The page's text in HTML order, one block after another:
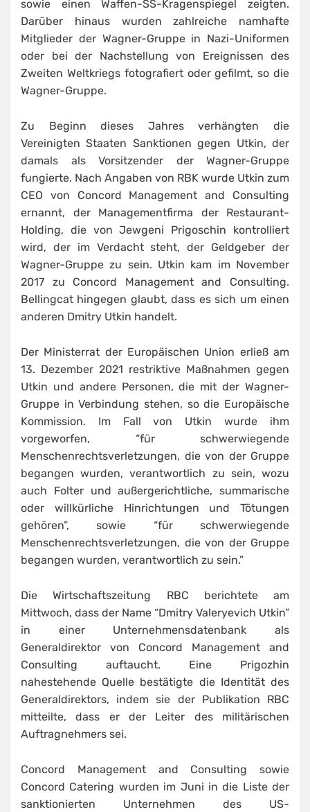
sowie einen Waffen-SS-Kragenspiegel zeigten.
Darüber hinaus wurden zahlreiche namhafte
Mitglieder der Wagner-Gruppe in Nazi-Uniformen
oder bei der Nachstellung von Ereignissen des
Zweiten Weltkriegs fotografiert oder gefilmt, so die
Wagner-Gruppe.
Zu Beginn dieses Jahres verhängten die
Vereinigten Staaten Sanktionen gegen Utkin, der
damals als Vorsitzender der Wagner-Gruppe
fungierte. Nach Angaben von RBK wurde Utkin zum
CEO von Concord Management and Consulting
ernannt, der Managementfirma der Restaurant-
Holding, die von Jewgeni Prigoschin kontrolliert
wird, der im Verdacht steht, der Geldgeber der
Wagner-Gruppe zu sein. Utkin kam im November
2017 zu Concord Management and Consulting.
Bellingcat hingegen glaubt, dass es sich um einen
anderen Dmitry Utkin handelt.
Der Ministerrat der Europäischen Union erließ am
13. Dezember 2021 restriktive Maßnahmen gegen
Utkin und andere Personen, die mit der Wagner-
Gruppe in Verbindung stehen, so die Europäische
Kommission. Im Fall von Utkin wurde ihm
vorgeworfen, “für schwerwiegende
Menschenrechtsverletzungen, die von der Gruppe
begangen wurden, verantwortlich zu sein, wozu
auch Folter und außergerichtliche, summarische
oder willkürliche Hinrichtungen und Tötungen
gehören”, sowie “für schwerwiegende
Menschenrechtsverletzungen, die von der Gruppe
begangen wurden, verantwortlich zu sein.”
Die Wirtschaftszeitung RBC berichtete am
Mittwoch, dass der Name “Dmitry Valeryevich Utkin”
in einer Unternehmensdatenbank als
Generaldirektor von Concord Management and
Consulting auftaucht. Eine Prigozhin
nahestehende Quelle bestätigte die Identität des
Generaldirektors, indem sie der Publikation RBC
mitteilte, dass er der Leiter des militärischen
Auftragnehmers sei.
Concord Management and Consulting sowie
Concord Catering wurden im Juni in die Liste der
sanktionierten Unternehmen des US-